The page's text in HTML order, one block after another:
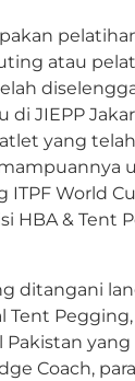
atau
di JIEPP
yang
World
HBA & Tent
ditangani
Tent
Pakistan
Coach,